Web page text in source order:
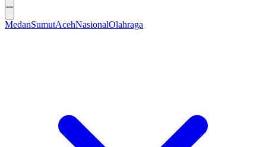
MedanSumutAcehNasionalOlahraga